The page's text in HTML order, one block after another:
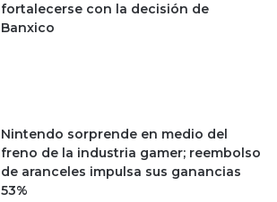
fortalecerse con la decisión de
Banxico
Nintendo sorprende en medio del
freno de la industria gamer; reembolso
de aranceles impulsa sus ganancias
53%